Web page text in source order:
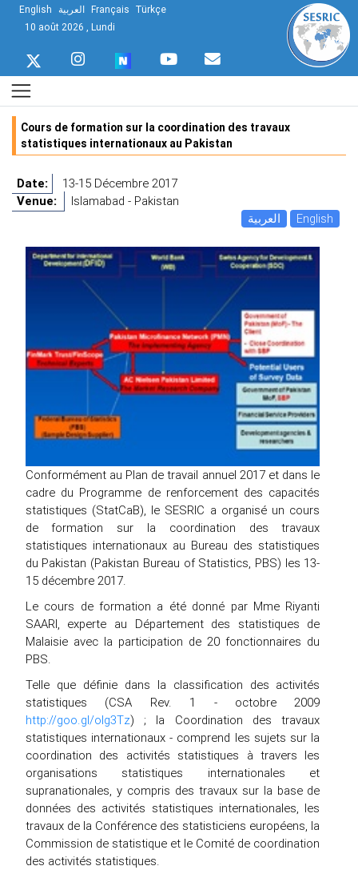
English العربية Français Türkçe
10 août 2026 , Lundi
Cours de formation sur la coordination des travaux
statistiques internationaux au Pakistan
Date:
13-15 Décembre 2017
Venue:
Islamabad - Pakistan
العربية
English
Conformément au Plan de travail annuel 2017 et dans le
cadre du Programme de renforcement des capacités
statistiques (StatCaB), le SESRIC a organisé un cours
de formation sur la coordination des travaux
statistiques internationaux au Bureau des statistiques
du Pakistan (Pakistan Bureau of Statistics, PBS) les 13-
15 décembre 2017.
Le cours de formation a été donné par Mme Riyanti
SAARI, experte au Département des statistiques de
Malaisie avec la participation de 20 fonctionnaires du
PBS.
Telle que définie dans la classification des activités
statistiques (CSA Rev. 1 - octobre 2009
http://goo.gl/olg3Tz) ; la Coordination des travaux
statistiques internationaux - comprend les sujets sur la
coordination des activités statistiques à travers les
organisations statistiques internationales et
supranationales, y compris des travaux sur la base de
données des activités statistiques internationales, les
travaux de la Conférence des statisticiens européens, la
Commission de statistique et le Comité de coordination
des activités statistiques.